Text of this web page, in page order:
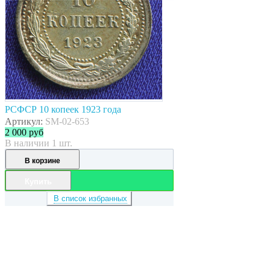
РСФСР 10 копеек 1923 года
Артикул: SM-02-653
2 000 руб
В наличии 1 шт.
В корзине
В список избранных